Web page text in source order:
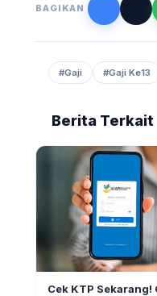
BAGIKAN
#Gaji #Gaji Ke13
Berita Terkait
Cek KTP Sekarang!